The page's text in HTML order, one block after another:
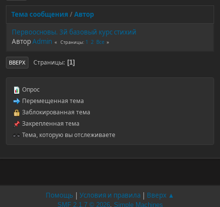
Тема сообщения / Автор
Первоосновы. 3й базовый курс стихий
АвторAdmin Страницы 1 2 Все
ВВЕРХ Страницы 1
Опрос
Перемещенная тема
Заблокированная тема
Закрепленная тема
Тема, которую вы отслеживаете
Помощь Условия и правила Вверх ▲
SMF 2.1.7 © 2026, Simple Machines